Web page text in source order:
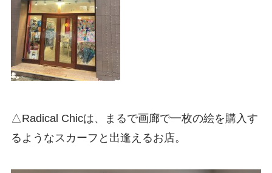
△Radical Chicは、まるで画廊で一枚の絵を購入す
るようなスカーフと出逢えるお店。